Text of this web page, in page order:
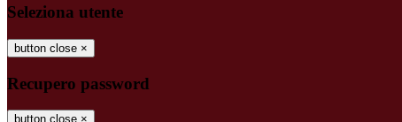
Seleziona utente
button close ×
Recupero password
button close ×